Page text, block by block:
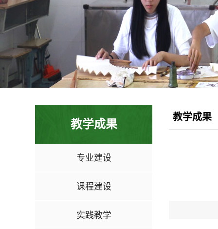
教学成果
专业建设
课程建设
实践教学
教学成果